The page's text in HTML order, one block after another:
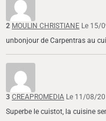
2 MOULIN CHRISTIANE Le 15/
unbonjour de Carpentras au
3 CREAPROMEDIA Le 11/08/
Superbe le cuistot, la cuisine